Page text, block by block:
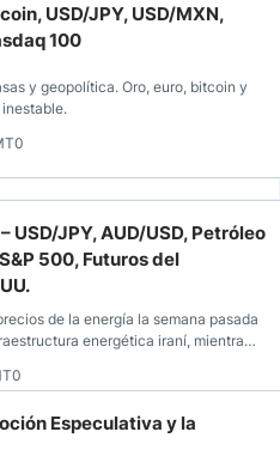
USD/JPY, USD/MXN,
100
y geopolítica. Oro, euro, bitcoin y
USD/JPY, AUD/USD, Petróleo
500, Futuros del
de la energía la semana pasada
energética iraní, mientras
fuerza, a medida que subían los
Especulativa y la